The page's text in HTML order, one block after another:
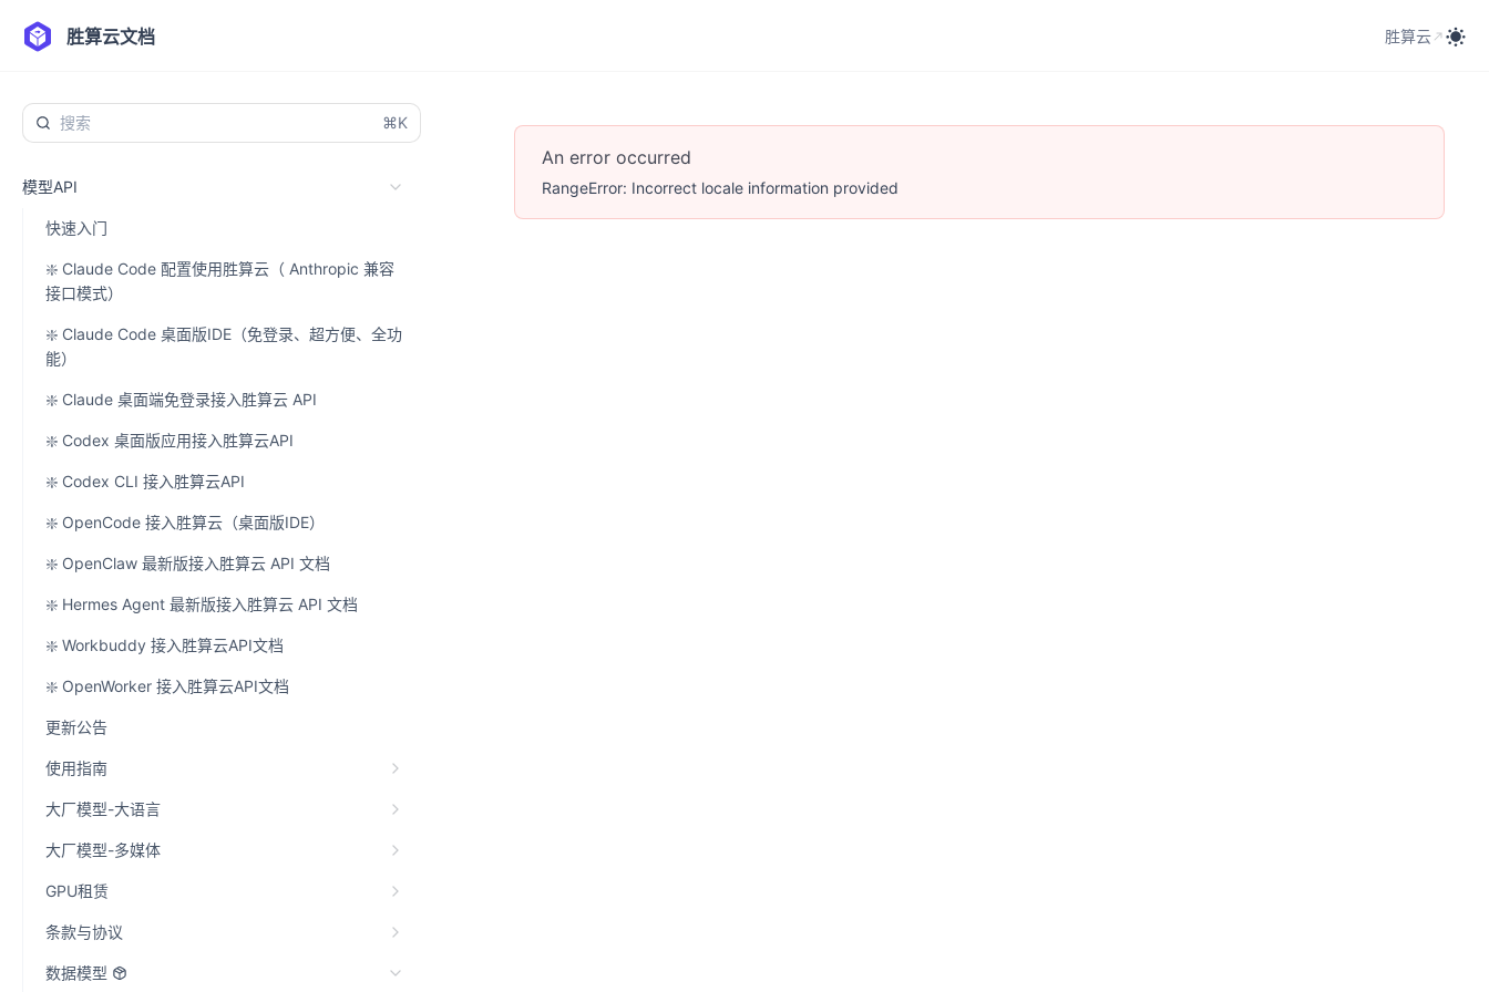
胜算云文档
胜算云
⌘K
模型API
快速入门
❇️ Claude Code 配置使用胜算云（ Anthropic 兼容
接口模式）
❇️ Claude Code 桌面版IDE（免登录、超方便、全功
能）
❇️ Claude 桌面端免登录接入胜算云 API
❇️ Codex 桌面版应用接入胜算云API
❇️ Codex CLI 接入胜算云API
❇️ OpenCode 接入胜算云（桌面版IDE）
❇️ OpenClaw 最新版接入胜算云 API 文档
❇️ Hermes Agent 最新版接入胜算云 API 文档
❇️ Workbuddy 接入胜算云API文档
❇️ OpenWorker 接入胜算云API文档
更新公告
使用指南
大厂模型-大语言
大厂模型-多媒体
GPU租赁
条款与协议
数据模型
An error occurred
RangeError: Incorrect locale information provided